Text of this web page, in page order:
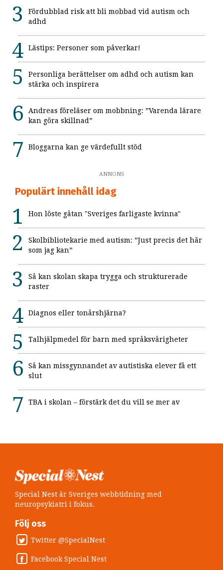
Fördubblad risk att bli mobbad vid autism och
adhd
Lästips: Personer som påverkar!
Personliga berättelser om adhd och autism kan
stärka och inspirera
Andreas föreläser om mobbning: ”Varenda lärare
kan göra skillnad”
Bloggarna kan ge värdefullt stöd
ANNONS
Populärt innehåll idag
Hon löste gåtan "Sveriges farligaste kvinna"
Skolbibliotekarie med autism: ”Just precis det här
som jag kan”
Så kan skolan skapa trygga och strukturerade
raster
Diagnos eller tonårshjärna?
Talhjälpmedel för barn med språksvårigheter
Så kan missgynnandet av autistiska elever få ett
slut
TBA i skolan – förstärk det du vill se mer av
Special Nest är Sveriges webbtidning med
neuropsykiatri i fokus.
Följ oss
Twitter @SpecialNest
Facebook Special Nest